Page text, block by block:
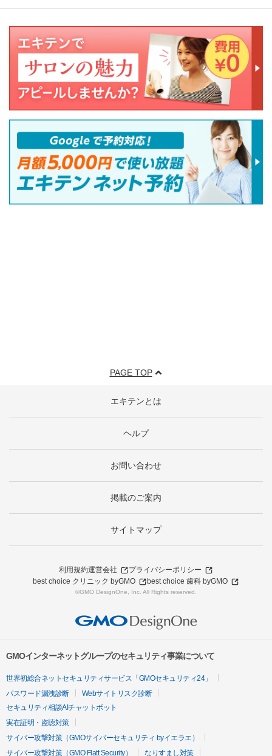
PAGE TOP
エキテンとは
ヘルプ
お問い合わせ
掲載のご案内
サイトマップ
利用規約運営会社
プライバシーポリシー
best choice クリニック byGMO
best choice 歯科 byGMO
©GMO DesignOne, Inc. All Rights reserved.
GMOインターネットグループのセキュリティ事業について
世界初総合ネットセキュリティサービス「GMOセキュリティ24」
パスワード漏洩診断
Webサイトリスク診断
セキュリティ相談AIチャットボット
実在証明・盗聴対策
サイバー攻撃対策（GMOサイバーセキュリティ byイエラエ）
サイバー攻撃対策（GMO Flatt Security）
なりすまし対策